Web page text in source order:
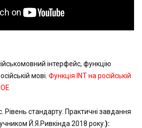
інтерфейс, функцію
мові. Функція INT на російській
Рівень стандарту. Практичні завдання
Й.Я.Ривкінда 2018 року.):